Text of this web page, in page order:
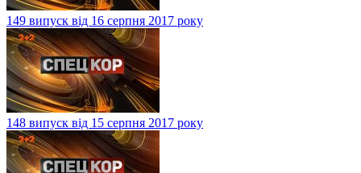
149 випуск від 16 серпня 2017 року
148 випуск від 15 серпня 2017 року